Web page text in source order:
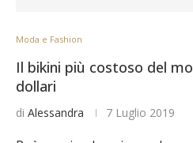
Moda e Fashion
Il bikini più costoso del
dollari
di Alessandra 7 Luglio 2019